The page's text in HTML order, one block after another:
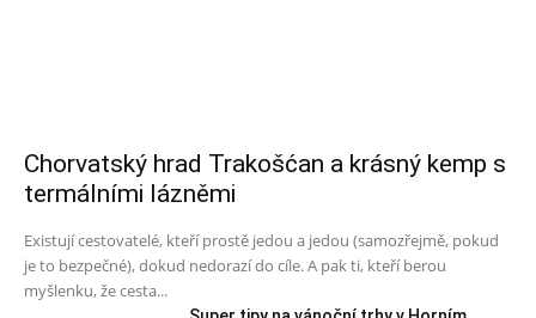
Chorvatský hrad Trakošćan a krásný kemp s
termálními lázněmi
Existují cestovatelé, kteří prostě jedou a jedou (samozřejmě, pokud
je to bezpečné), dokud nedorazí do cíle. A pak ti, kteří berou
myšlenku, že cesta...